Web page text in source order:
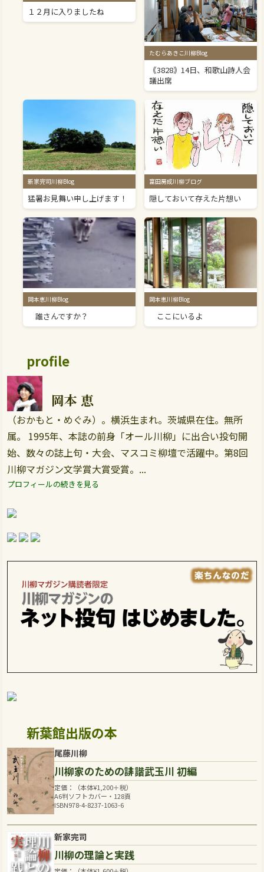
１２月に入りましたね
たむらあきこ川柳Blog
｟3828｠14日、和歌山詩人会
議出席
新家完司川柳Blog
猛暑お見舞い申し上げます！
富田房成川柳ブログ
隠しておいて存えた片想い
岡本恵川柳Blog
誰さんですか？
岡本恵川柳Blog
ここにいるよ
profile
岡本 恵
（おかもと・めぐみ）。横浜生まれ。茨城県在住。無所
属。 1995年、本誌の前身「オール川柳」に出合い投句開
始、数々の誌上句・大会、マスコミ柳壇で活躍中。第8回
川柳マガジン文学賞大賞受賞。...
プロフィールの続きを見る
新葉館出版の本
尾藤川柳
川柳家のための誹諧武玉川 初編
定価：（本体¥1,200＋税）
A6判ソフトカバー・128頁
ISBN978-4-8237-1063-6
新家完司
川柳の理論と実践